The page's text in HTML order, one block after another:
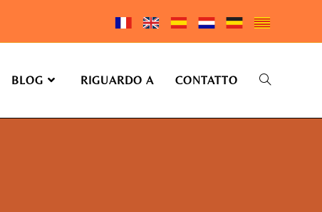
BLOG RIGUARDO A CONTATTO